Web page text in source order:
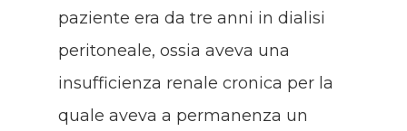
paziente era da tre anni in dialisi
peritoneale, ossia aveva una
insufficienza renale cronica per la
quale aveva a permanenza un